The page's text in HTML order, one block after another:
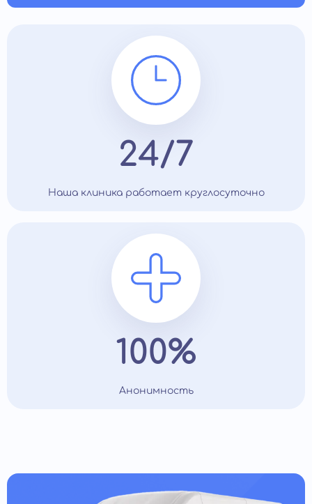
24/7
Наша клиника работает круглосуточно
100%
Анонимность